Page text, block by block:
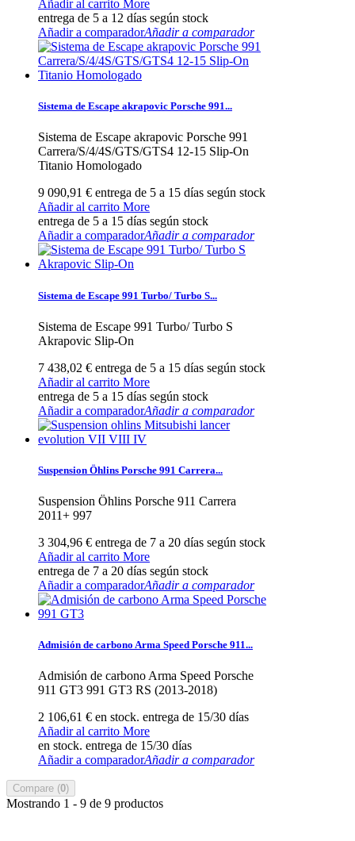
Añadir al carrito More
entrega de 5 a 12 días según stock
Añadir a comparadorAñadir a comparador
Sistema de Escape akrapovic Porsche 991...
Sistema de Escape akrapovic Porsche 991
Carrera/S/4/4S/GTS/GTS4 12-15 Slip-On
Titanio Homologado
9 090,91 € entrega de 5 a 15 días según stock
Añadir al carrito More
entrega de 5 a 15 días según stock
Añadir a comparadorAñadir a comparador
Sistema de Escape 991 Turbo/ Turbo S...
Sistema de Escape 991 Turbo/ Turbo S
Akrapovic Slip-On
7 438,02 € entrega de 5 a 15 días según stock
Añadir al carrito More
entrega de 5 a 15 días según stock
Añadir a comparadorAñadir a comparador
Suspension Öhlins Porsche 991 Carrera...
Suspension Öhlins Porsche 911 Carrera
2011+ 997
3 304,96 € entrega de 7 a 20 días según stock
Añadir al carrito More
entrega de 7 a 20 días según stock
Añadir a comparadorAñadir a comparador
Admisión de carbono Arma Speed Porsche 911...
Admisión de carbono Arma Speed Porsche
911 GT3 991 GT3 RS (2013-2018)
2 106,61 € en stock. entrega de 15/30 días
Añadir al carrito More
en stock. entrega de 15/30 días
Añadir a comparadorAñadir a comparador
Compare (0)
Mostrando 1 - 9 de 9 productos